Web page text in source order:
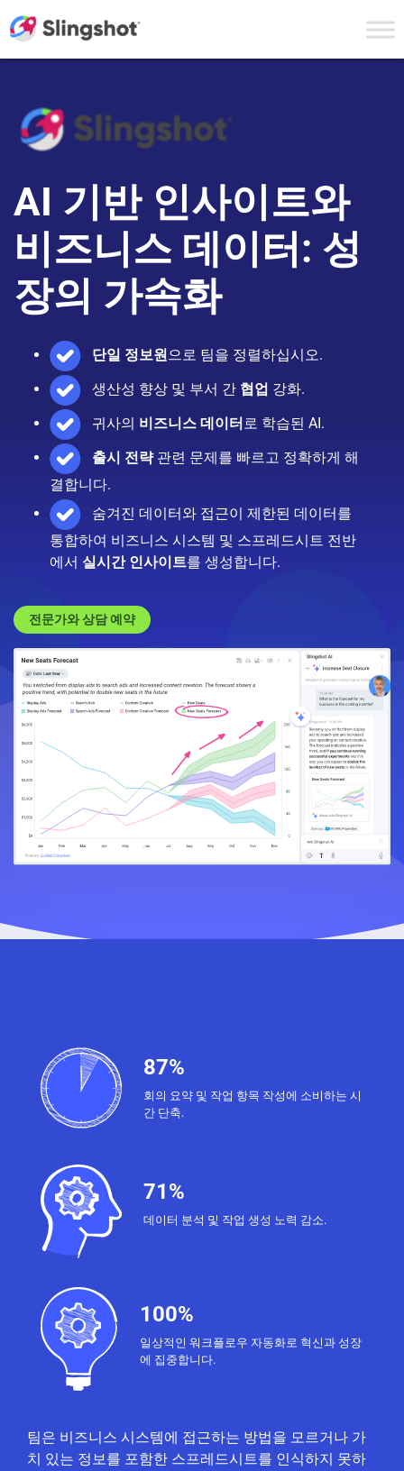
AI 기반 인사이트와
비즈니스 데이터: 성
장의 가속화
단일 정보원으로 팀을 정렬하십시오.
생산성 향상 및 부서 간 협업 강화.
귀사의 비즈니스 데이터로 학습된 AI.
출시 전략관련 문제를 빠르고 정확하게 해
결합니다.
숨겨진 데이터와 접근이 제한된 데이터를
통합하여 비즈니스 시스템 및 스프레드시트 전반
에서 실시간 인사이트를 생성합니다.
전문가와 상담 예약
87%
회의 요약 및 작업 항목 작성에 소비하는 시
간 단축.
71%
데이터 분석 및 작업 생성 노력 감소.
100%
일상적인 워크플로우 자동화로 혁신과 성장
에 집중합니다.
팀은 비즈니스 시스템에 접근하는 방법을 모르거나 가
치 있는 정보를 포함한 스프레드시트를 인식하지 못하